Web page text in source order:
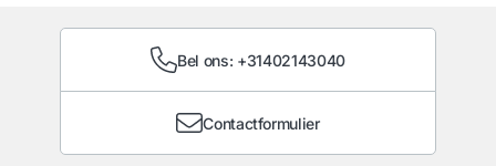
Bel ons: +31402143040
Contactformulier